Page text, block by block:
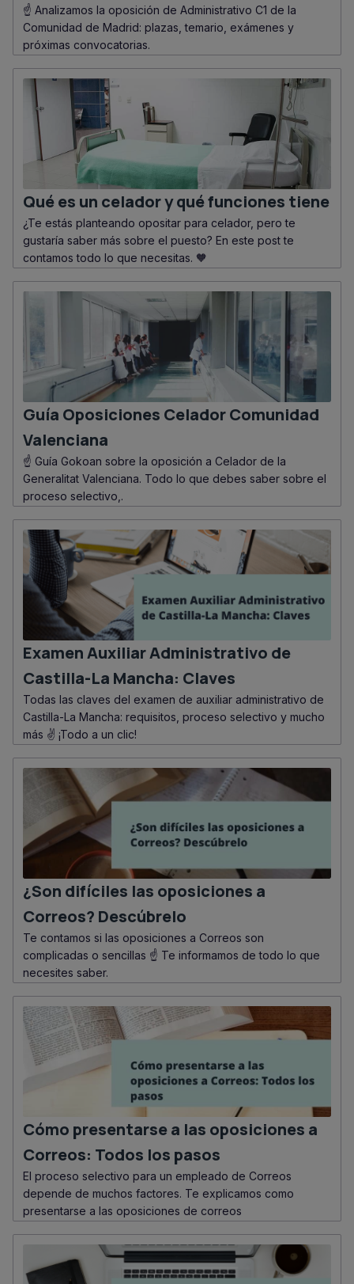
☝️ Analizamos la oposición de Administrativo C1 de la
Comunidad de Madrid: plazas, temario, exámenes y
próximas convocatorias.
Qué es un celador y qué funciones tiene
¿Te estás planteando opositar para celador, pero te
gustaría saber más sobre el puesto? En este post te
contamos todo lo que necesitas. 🧡
Guía Oposiciones Celador Comunidad
Valenciana
☝ Guía Gokoan sobre la oposición a Celador de la
Generalitat Valenciana. Todo lo que debes saber sobre el
proceso selectivo,.
Examen Auxiliar Administrativo de
Castilla-La Mancha: Claves
Todas las claves del examen de auxiliar administrativo de
Castilla-La Mancha: requisitos, proceso selectivo y mucho
más ✌️ ¡Todo a un clic!
¿Son difíciles las oposiciones a
Correos? Descúbrelo
Te contamos si las oposiciones a Correos son
complicadas o sencillas ☝ Te informamos de todo lo que
necesites saber.
Cómo presentarse a las oposiciones a
Correos: Todos los pasos
El proceso selectivo para un empleado de Correos
depende de muchos factores. Te explicamos como
presentarse a las oposiciones de correos